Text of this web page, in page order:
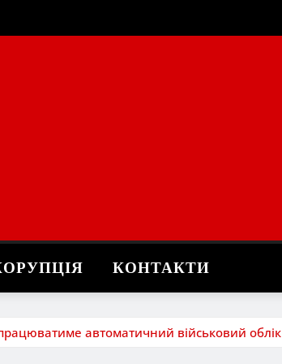
КОНТАКТИ
автоматичний військовий облік